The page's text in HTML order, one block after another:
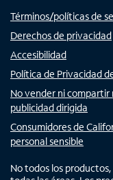
Términos/políticas de
Derechos de privacidad
Accesibilidad
Política de Privacidad
No vender ni
publicidad dirigida
Consumidores de
personal sensible
No todos los